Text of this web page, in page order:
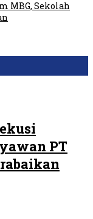
MBG, Sekolah
PT